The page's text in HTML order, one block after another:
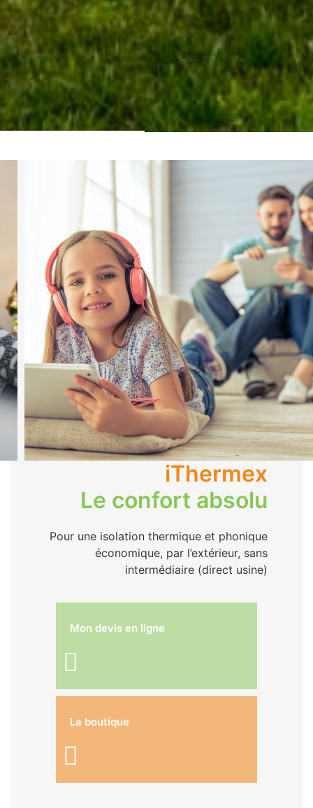
iThermex
Le confort absolu
Pour une isolation thermique et phonique
économique, par l’extérieur, sans
intermédiaire (direct usine)
Mon devis en ligne
La boutique